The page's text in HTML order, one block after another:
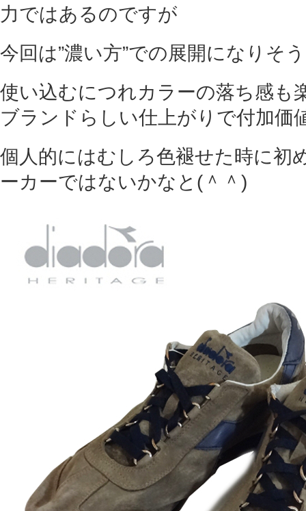
力ではあるのですが
今回は”濃い方”での展開になりそ
使い込むにつれカラーの落ち感も
ブランドらしい仕上がりで付加価
個人的にはむしろ色褪せた時に初
ーカーではないかなと(＾＾)